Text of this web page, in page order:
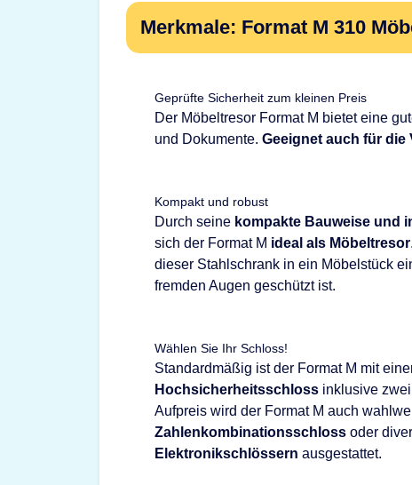
Merkmale: Format M 310
Geprüfte Sicherheit zum kleinen Preis
Der Möbeltresor Format M bietet eine
und Dokumente. Geeignet auch für die
Kompakt und robust
Durch seine kompakte Bauweise und
sich der Format M ideal als Möbeltresor
dieser Stahlschrank in ein Möbelstück
fremden Augen geschützt ist.
Wählen Sie Ihr Schloss!
Standardmäßig ist der Format M mit
Hochsicherheitsschloss inklusive
Aufpreis wird der Format M auch
Zahlenkombinationsschloss oder
Elektronikschlössern ausgestattet.